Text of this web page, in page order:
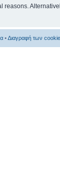
reasons.
•Διαγραφή των